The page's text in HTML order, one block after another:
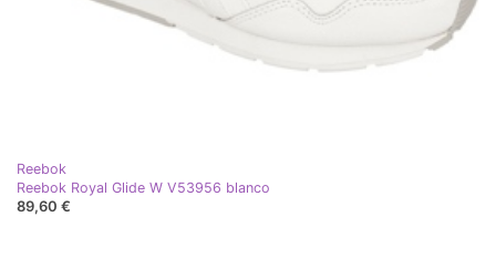
Reebok
Reebok Royal Glide W V53956 blanco
89,60 €